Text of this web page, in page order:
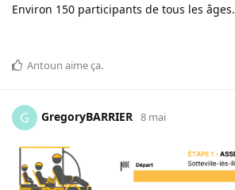
Environ 150 participants de tous les âges.
Antoun aime ça.
G GregoryBARRIER 8 mai